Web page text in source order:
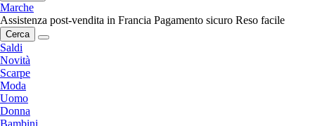
Marche
Assistenza post-vendita in Francia Pagamento sicuro Reso facile
Cerca
Saldi
Novità
Scarpe
Moda
Uomo
Donna
Bambini